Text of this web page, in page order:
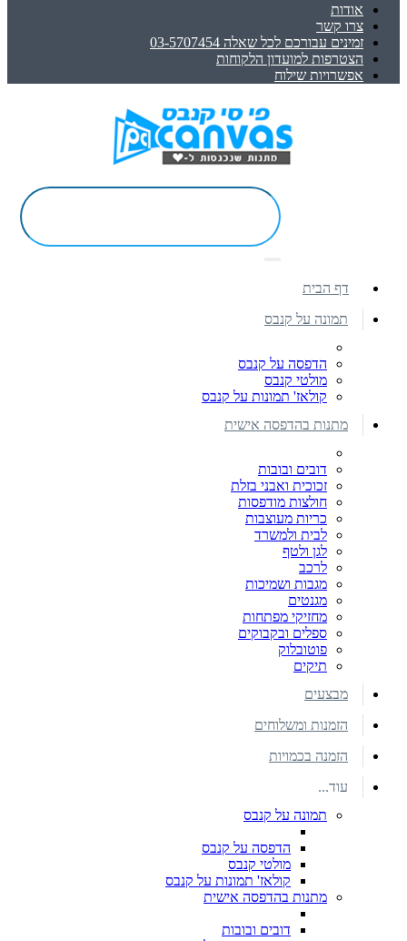
אודות
צרו קשר
זמינים עבורכם לכל שאלה 03-5707454
הצטרפות למועדון הלקוחות
אפשרויות שילוח
דף הבית
תמונה על קנבס
הדפסה על קנבס
מולטי קנבס
קולאז' תמונות על קנבס
מתנות בהדפסה אישית
דובים ובובות
זכוכית ואבני בזלת
חולצות מודפסות
כריות מעוצבות
לבית ולמשרד
לגן ולטף
לרכב
מגבות ושמיכות
מגנטים
מחזיקי מפתחות
ספלים ובקבוקים
פוטובלוק
תיקים
מבצעים
הזמנות ומשלוחים
הזמנה בכמויות
עוד...
תמונה על קנבס
הדפסה על קנבס
מולטי קנבס
קולאז' תמונות על קנבס
מתנות בהדפסה אישית
דובים ובובות